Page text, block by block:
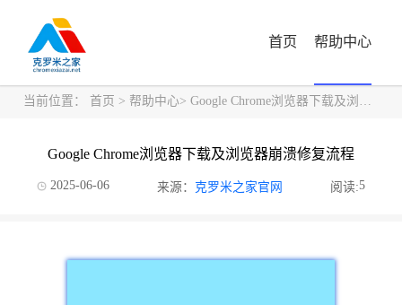
首页 帮助中心
当前位置： 首页 > 帮助中心> Google Chrome浏览器下载及浏览器崩溃修复流程
Google Chrome浏览器下载及浏览器崩溃修复流程
2025-06-06 来源： 克罗米之家官网 阅读:5